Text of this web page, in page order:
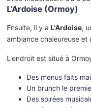
L'Ardoise (Ormoy)
Ensuite, il y a L'Ardoise,
ambiance chaleureuse et
L'endroit est situé à
Des menus faits
Un brunch le
Des soirées